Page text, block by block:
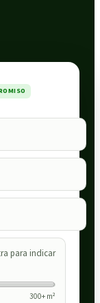
para indicar
300+ m²